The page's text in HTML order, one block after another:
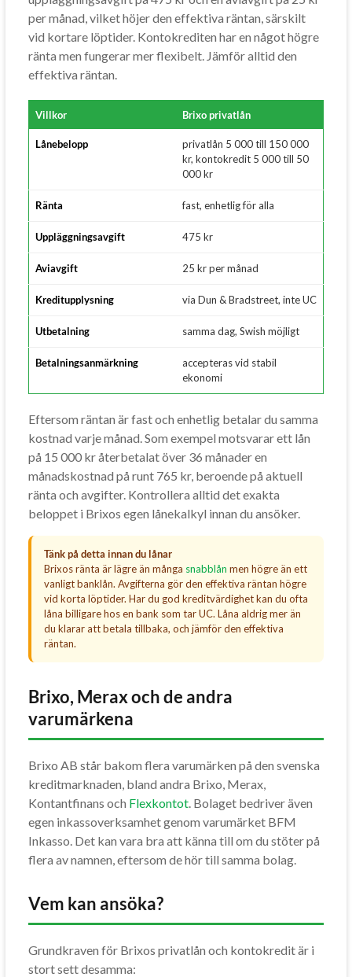
per månad, vilket höjer den effektiva räntan, särskilt
vid kortare löptider. Kontokrediten har en något högre
ränta men fungerar mer flexibelt. Jämför alltid den
effektiva räntan.
Villkor Brixo privatlån
Lånebelopp
privatlån 5 000 till 150 000
kr, kontokredit 5 000 till 50
000 kr
Ränta fast, enhetlig för alla
Uppläggningsavgift 475 kr
Aviavgift 25 kr per månad
Kreditupplysning via Dun & Bradstreet, inte UC
Utbetalning samma dag, Swish möjligt
Betalningsanmärkning
accepteras vid stabil
ekonomi
Eftersom räntan är fast och enhetlig betalar du samma
kostnad varje månad. Som exempel motsvarar ett lån
på 15 000 kr återbetalat över 36 månader en
månadskostnad på runt 765 kr, beroende på aktuell
ränta och avgifter. Kontrollera alltid det exakta
beloppet i Brixos egen lånekalkyl innan du ansöker.
Tänk på detta innan du lånar
Brixos ränta är lägre än många snabblån men högre än ett
vanligt banklån. Avgifterna gör den effektiva räntan högre
vid korta löptider. Har du god kreditvärdighet kan du ofta
låna billigare hos en bank som tar UC. Låna aldrig mer än
du klarar att betala tillbaka, och jämför den effektiva
räntan.
Brixo, Merax och de andra
varumärkena
Brixo AB står bakom flera varumärken på den svenska
kreditmarknaden, bland andra Brixo, Merax,
Kontantfinans och Flexkontot. Bolaget bedriver även
egen inkassoverksamhet genom varumärket BFM
Inkasso. Det kan vara bra att känna till om du stöter på
flera av namnen, eftersom de hör till samma bolag.
Vem kan ansöka?
Grundkraven för Brixos privatlån och kontokredit är i
stort sett desamma: